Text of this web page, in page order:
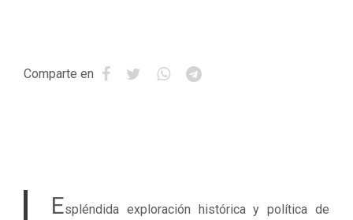
Comparte en
Espléndida exploración histórica y política de